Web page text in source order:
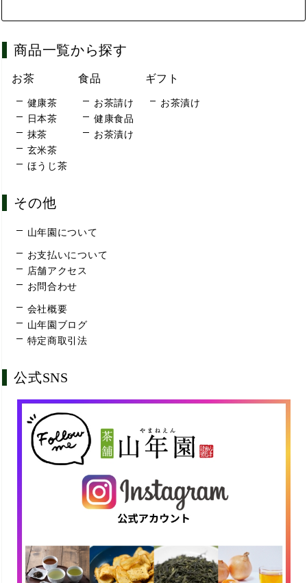
商品一覧から探す
お茶
健康茶
日本茶
抹茶
玄米茶
ほうじ茶
食品
お茶請け
健康食品
お茶漬け
ギフト
お茶漬け
その他
山年園について
お支払いについて
店舗アクセス
お問合わせ
会社概要
山年園ブログ
特定商取引法
公式SNS